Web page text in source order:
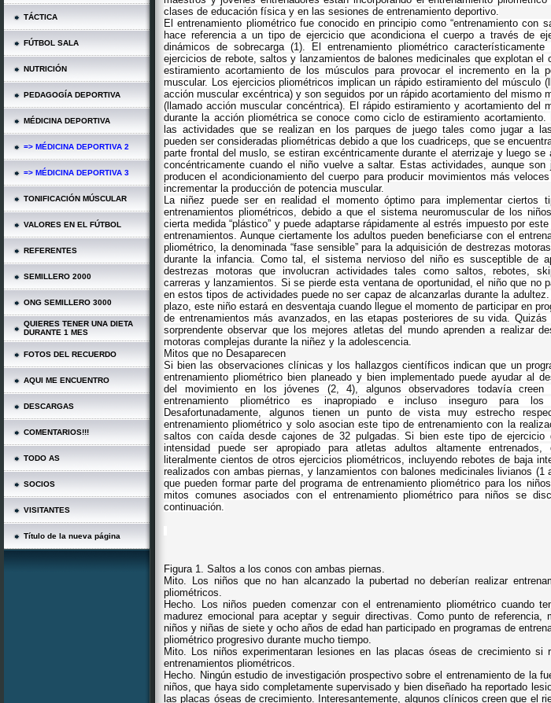
TÁCTICA
FÚTBOL SALA
NUTRICIÓN
PEDAGOGÍA DEPORTIVA
MÉDICINA DEPORTIVA
=> MÉDICINA DEPORTIVA 2
=> MÉDICINA DEPORTIVA 3
TONIFICACIÓN MÚSCULAR
VALORES EN EL FÚTBOL
REFERENTES
SEMILLERO 2000
ONG SEMILLERO 3000
QUIERES TENER UNA DIETA
DURANTE 1 MES
FOTOS DEL RECUERDO
AQUI ME ENCUENTRO
DESCARGAS
COMENTARIOS!!!
TODO AS
SOCIOS
VISITANTES
Título de la nueva página
clases de educación física y en las sesiones de entrenamiento deportivo.
El entrenamiento pliométrico fue conocido en principio como “entrenamiento con
hace referencia a un tipo de ejercicio que acondiciona el cuerpo a través de
dinámicos de sobrecarga (1). El entrenamiento pliométrico característicamente
ejercicios de rebote, saltos y lanzamientos de balones medicinales que explotan el
estiramiento acortamiento de los músculos para provocar el incremento en la
muscular. Los ejercicios pliométricos implican un rápido estiramiento del músculo
acción muscular excéntrica) y son seguidos por un rápido acortamiento del mismo
(llamado acción muscular concéntrica). El rápido estiramiento y acortamiento del
durante la acción pliométrica se conoce como ciclo de estiramiento acortamiento.
las actividades que se realizan en los parques de juego tales como jugar a
pueden ser consideradas pliométricas debido a que los cuadriceps, que se
parte frontal del muslo, se estiran excéntricamente durante el aterrizaje y luego se
concéntricamente cuando el niño vuelve a saltar. Estas actividades, aunque son
producen el acondicionamiento del cuerpo para producir movimientos más
incrementar la producción de potencia muscular.
La niñez puede ser en realidad el momento óptimo para implementar ciertos
entrenamientos pliométricos, debido a que el sistema neuromuscular de los
cierta medida “plástico” y puede adaptarse rápidamente al estrés impuesto por
entrenamientos. Aunque ciertamente los adultos pueden beneficiarse con el
pliométrico, la denominada “fase sensible” para la adquisición de destrezas
durante la infancia. Como tal, el sistema nervioso del niño es susceptible de
destrezas motoras que involucran actividades tales como saltos, rebotes,
carreras y lanzamientos. Si se pierde esta ventana de oportunidad, el niño que no
en estos tipos de actividades puede no ser capaz de alcanzarlas durante la adultez.
plazo, este niño estará en desventaja cuando llegue el momento de participar en
de entrenamientos más avanzados, en las etapas posteriores de su vida. Quizás
sorprendente observar que los mejores atletas del mundo aprenden a realizar
motoras complejas durante la niñez y la adolescencia.
Mitos que no Desaparecen
Si bien las observaciones clínicas y los hallazgos científicos indican que un
entrenamiento pliométrico bien planeado y bien implementado puede ayudar al
del movimiento en los jóvenes (2, 4), algunos observadores todavía creen
entrenamiento pliométrico es inapropiado e incluso inseguro para los
Desafortunadamente, algunos tienen un punto de vista muy estrecho
entrenamiento pliométrico y solo asocian este tipo de entrenamiento con la
saltos con caída desde cajones de 32 pulgadas. Si bien este tipo de ejercicio
intensidad puede ser apropiado para atletas adultos altamente entrenados,
literalmente cientos de otros ejercicios pliométricos, incluyendo rebotes de baja
realizados con ambas piernas, y lanzamientos con balones medicinales livianos (1
que pueden formar parte del programa de entrenamiento pliométrico para los
mitos comunes asociados con el entrenamiento pliométrico para niños se
continuación.
Figura 1. Saltos a los conos con ambas piernas.
Mito. Los niños que no han alcanzado la pubertad no deberían realizar
pliométricos.
Hecho. Los niños pueden comenzar con el entrenamiento pliométrico cuando
madurez emocional para aceptar y seguir directivas. Como punto de referencia,
niños y niñas de siete y ocho años de edad han participado en programas de
pliométrico progresivo durante mucho tiempo.
Mito. Los niños experimentaran lesiones en las placas óseas de crecimiento si
entrenamientos pliométricos.
Hecho. Ningún estudio de investigación prospectivo sobre el entrenamiento de la
niños, que haya sido completamente supervisado y bien diseñado ha reportado
las placas óseas de crecimiento. Interesantemente, algunos clínicos creen que el